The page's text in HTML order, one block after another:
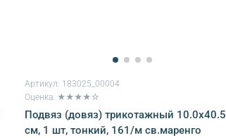
Артикул: 183025_00004
Оценка: ★★★★☆
Подвяз (довяз) трикотажный 10.0х40.5
см, 1 шт, тонкий, 161/м св.маренго